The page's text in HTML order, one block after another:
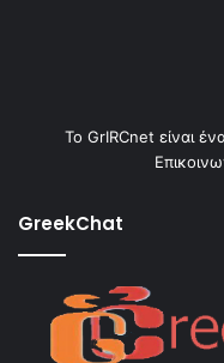
Το GrIRCnet είναι
GreekChat